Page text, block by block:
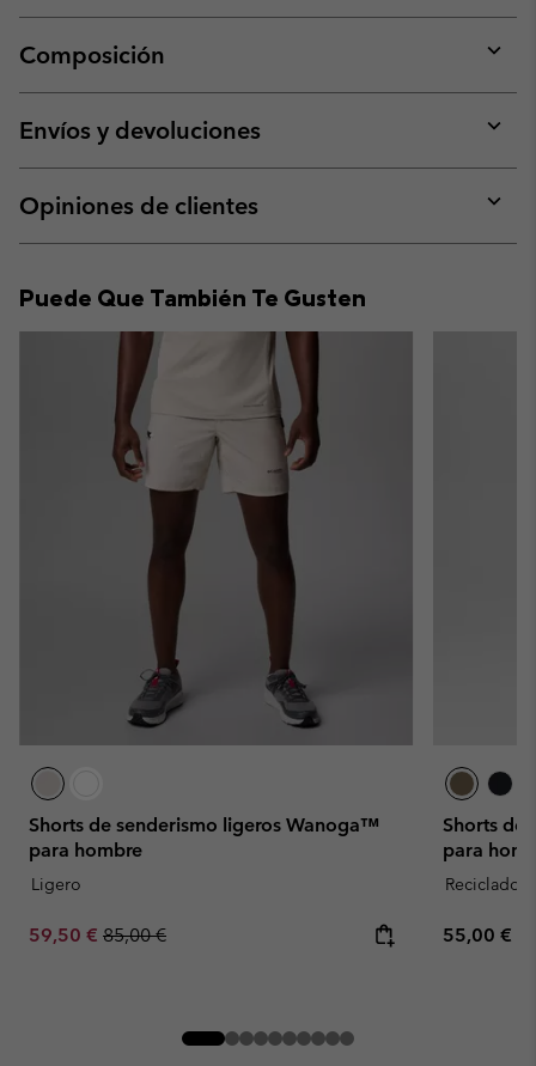
Composición
or
Envíos y devoluciones
or
Opiniones de clientes
or
Puede Que También Te Gusten
Shorts de senderismo ligeros Wanoga™
para hombre
Ligero
Sale price:
59,50 € Regular price:
85,00 €
Shorts de
para
Reciclado
Regular
55,00 €